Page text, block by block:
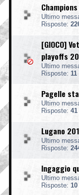
Ultimo
Risposte:
[GIOCO]
playoffs
Ultimo
Risposte: 11
Pagelle
Ultimo
Risposte: 41
Lugano
Ultimo
Risposte:
Ingaggio
Ultimo
Risposte: 10